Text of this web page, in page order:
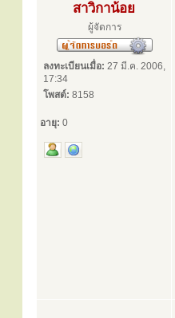
สาวิกาน้อย
ผู้จัดการ
ลงทะเบียนเมื่อ: 27 มี.ค. 2006,
17:34
โพสต์: 8158
อายุ: 0